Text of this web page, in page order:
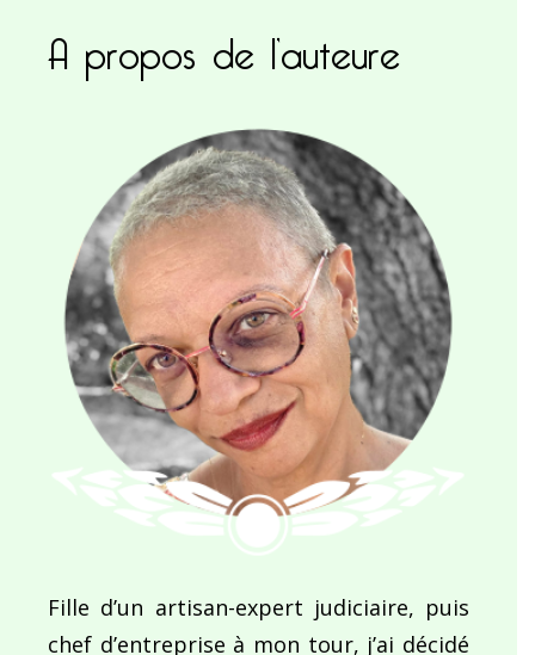
A propos de l’auteure
Fille d’un artisan-expert judiciaire, puis
chef d’entreprise à mon tour, j’ai décidé